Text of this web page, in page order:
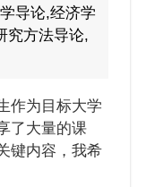
导论,经济学
究方法导论,
作为目标大学
了大量的课
键内容，我希